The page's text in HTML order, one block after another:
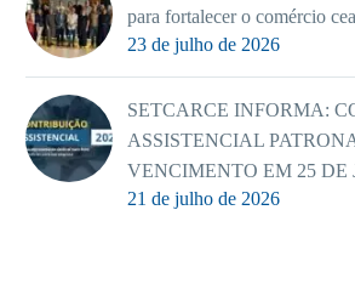
para fortalecer o comércio
23 de julho de 2026
SETCARCE INFORMA:
ASSISTENCIAL
VENCIMENTO EM 25 DE
21 de julho de 2026